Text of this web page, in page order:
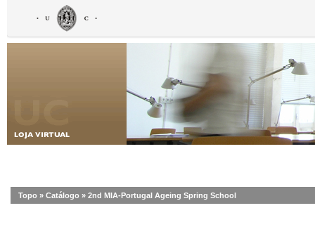
Topo » Catálogo » 2nd MIA-Portugal Ageing Spring School